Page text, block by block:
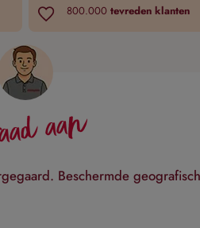
800.000 tevreden klanten
aan
Beschermde